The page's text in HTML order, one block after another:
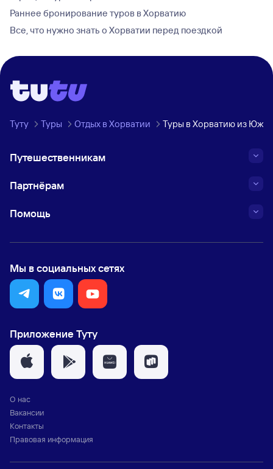
Раннее бронирование туров в Хорватию
Все, что нужно знать о Хорватии перед поездкой
Туту Туры Отдых в Хорватии Туры в Хорватию из
Путешественникам
Партнёрам
Помощь
Мы в социальных сетях
Приложение Туту
О нас
Вакансии
Контакты
Правовая информация